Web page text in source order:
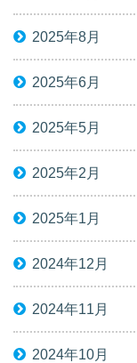
2025年8月
2025年6月
2025年5月
2025年2月
2025年1月
2024年12月
2024年11月
2024年10月